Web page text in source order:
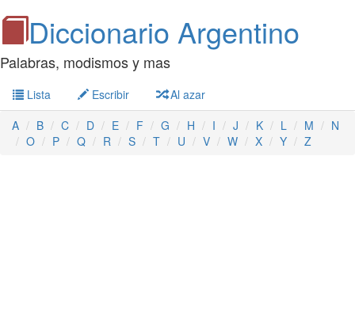
Diccionario Argentino
Palabras, modismos y mas
Lista Escribir
Al azar
A
B C D E F G H I J K L M
N
O
P Q R S T U V W X Y Z